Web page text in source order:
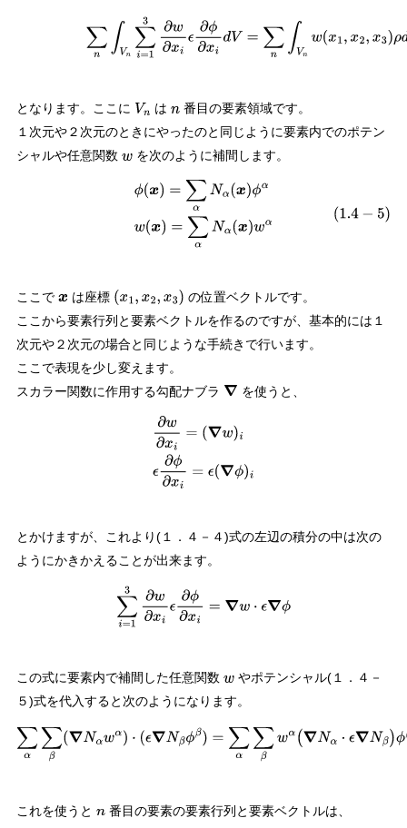
(1.4 −4 ∑n∫V n∑i= 3∂w xiϵ∂ xidV= ∑n nw ) d
となります。ここに Vn はn 番目の要素領域です。
１次元や２次元のときにやったのと同じように要素内でのポテン
シャルや任意関数 wを次のように補間します。
ϕ(x)=∑ αN α( ) ϕαw(x)=∑α
ここで x は座標 (x1,x 2,x3)
の位置ベクトルです。
ここから要素行列と要素ベクトルを作るのですが、基本的には１
次元や２次元の場合と同じような手続きで行います。
ここで表現を少し変えます。
スカラー関数に作用する勾配ナブラ
∇ を使うと、
xi=(∇ w) ϵ∂ϕ∂xi=
とかけますが、これより(１．４－４)式の左辺の積分の中は次の
ようにかきかえることが出来ます。
∑ =13∂ ∂xiϵ xi=∇ ∇ϕ
この式に要素内で補間した任意関数 wやポテンシャル(１．４－
５)式を代入すると次のようになります。
∑α∑β(∇Nαw α)⋅(ϵ∇Nβϕβ) = ∑α ∑β α( Nα⋅ϵ∇Nβ)ϕβ
これを使うと n番目の要素の要素行列と要素ベクトルは、